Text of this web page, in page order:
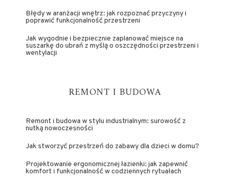
Błędy w aranżacji wnętrz: jak rozpoznać przyczyny i
poprawić funkcjonalność przestrzeni
Jak wygodnie i bezpiecznie zaplanować miejsce na
suszarkę do ubrań z myślą o oszczędności przestrzeni i
wentylacji
REMONT I BUDOWA
Remont i budowa w stylu industrialnym: surowość z
nutką nowoczesności
Jak stworzyć przestrzeń do zabawy dla dzieci w domu?
Projektowanie ergonomicznej łazienki: jak zapewnić
komfort i funkcjonalność w codziennych rytuałach